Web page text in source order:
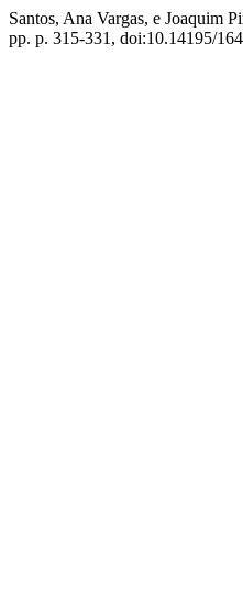
Santos, Ana Vargas, e Joaquim
pp. p. 315-331, doi:10.14195/